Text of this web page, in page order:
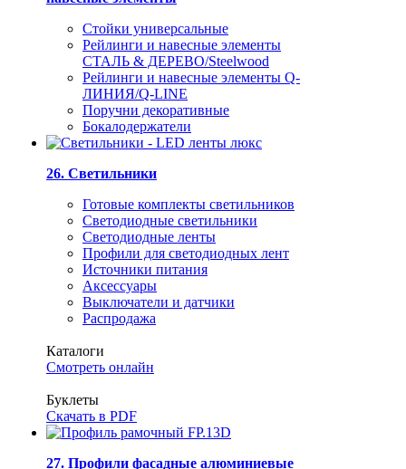
Стойки универсальные
Рейлинги и навесные элементы
СТАЛЬ & ДЕРЕВО/Steelwood
Рейлинги и навесные элементы Q-
ЛИНИЯ/Q-LINE
Поручни декоративные
Бокалодержатели
26. Светильники
Готовые комплекты светильников
Светодиодные светильники
Светодиодные ленты
Профили для светодиодных лент
Источники питания
Аксессуары
Выключатели и датчики
Распродажа
Каталоги
Смотреть онлайн
Буклеты
Скачать в PDF
27. Профили фасадные алюминиевые